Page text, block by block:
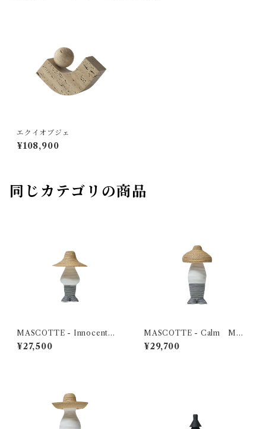
エクイオブジェ
¥108,900
同じカテゴリの商品
MASCOTTE - Innocent
MOBJE
¥27,500
MASCOTTE - Calm MOB
JE
¥29,700